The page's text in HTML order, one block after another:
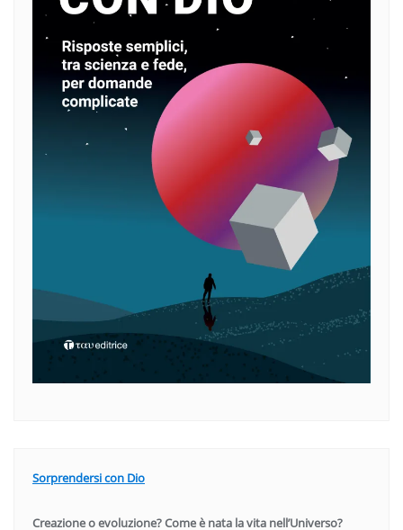
Sorprendersi con Dio
Creazione o evoluzione? Come è nata la vita nell’Universo?